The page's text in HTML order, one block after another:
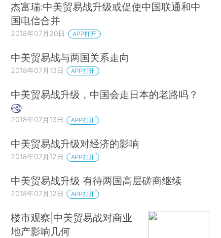
杰富瑞:中美贸易战升级或促使中国联通和中
国电信合并
2018年07月20日 APP打开
中美贸易战与两国关系走向
2018年07月13日 APP打开
中美贸易战升级，中国会走日本的老路吗？
2018年07月13日 APP打开
中美贸易战升级对经济的影响
2018年07月12日 APP打开
中美贸易战升级 有待两国高层磋商继续
2018年07月12日 APP打开
楼市观察|中美贸易战对商业
地产影响几何